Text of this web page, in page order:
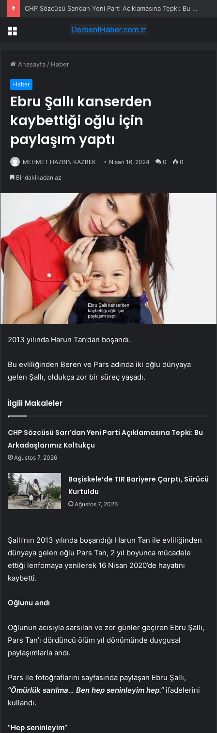
Trump’la bağları başını ağrıttı: ABD kongresi, FIFA Başkanı hakkında soruşturma başlattı
Menü
Anasayfa / Haber
Haber
Ebru Şallı kanserden
kaybettiği oğlu için
paylaşım yaptı
MEHMET HAZBİN KAZBEK Nisan 16, 2024 0 0
Bir dakikadan az
2013 yılında Harun Tan’dan boşandı.
Bu evliliğinden Beren ve Pars adında iki oğlu dünyaya
gelen Şallı, oldukça zor bir süreç yaşadı.
İlgili Makaleler
CHP Sözcüsü Sarı’dan Yeni Parti Açıklamasına Tepki: Bu
Arkadaşlarımız Koltukçu
Ağustos 7, 2026
Başiskele’de TIR Bariyere Çarptı, Sürücü
Kurtuldu
Ağustos 7, 2026
Şallı’nın 2013 yılında boşandığı Harun Tan ile evliliğinden
dünyaya gelen oğlu Pars Tan, 2 yıl boyunca mücadele
ettiği lenfomaya yenilerek 16 Nisan 2020’de hayatını
kaybetti.
Oğlunu andı
Oğlunun acısıyla sarsılan ve zor günler geçiren Ebru Şallı,
Pars Tan’ı dördüncü ölüm yıl dönümünde duygusal
paylaşımlarla andı.
Pars ile fotoğraflarını sayfasında paylaşan Ebru Şallı,
“Ömürlük sarılma… Ben hep seninleyim hep.”ifadelerini
kullandı.
“Hep seninleyim”